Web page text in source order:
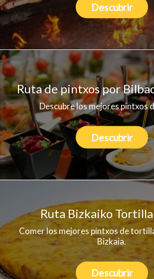
Descubrir
Ruta de pintxos por
Descubre los mejores pintxos
Descubrir
Ruta Bizkaiko
Comer los mejores pintxos de
Bizkaia.
Descubrir